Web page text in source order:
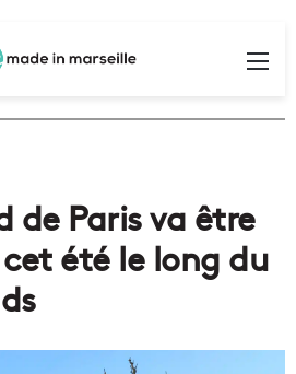
de Paris va être
été le long du